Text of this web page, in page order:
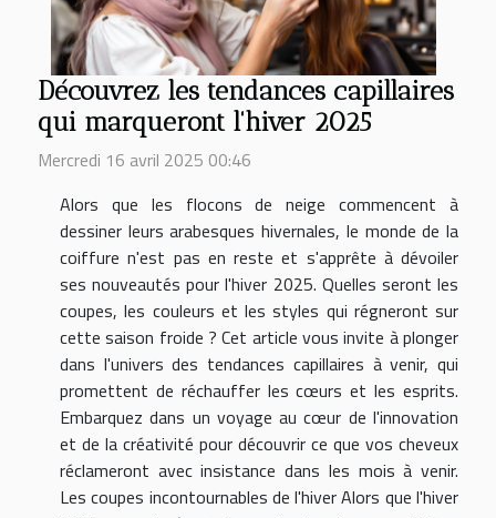
Découvrez les tendances capillaires
qui marqueront l'hiver 2025
Mercredi 16 avril 2025 00:46
Alors que les flocons de neige commencent à
dessiner leurs arabesques hivernales, le monde de la
coiffure n'est pas en reste et s'apprête à dévoiler
ses nouveautés pour l'hiver 2025. Quelles seront les
coupes, les couleurs et les styles qui régneront sur
cette saison froide ? Cet article vous invite à plonger
dans l'univers des tendances capillaires à venir, qui
promettent de réchauffer les cœurs et les esprits.
Embarquez dans un voyage au cœur de l'innovation
et de la créativité pour découvrir ce que vos cheveux
réclameront avec insistance dans les mois à venir.
Les coupes incontournables de l'hiver Alors que l'hiver